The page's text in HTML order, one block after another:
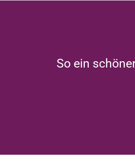
So ein